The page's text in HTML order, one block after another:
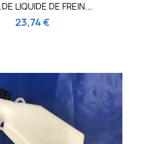
LIQUIDE DE FREIN...
23,74 €